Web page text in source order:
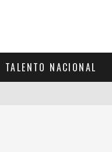
TALENTO NACIONAL